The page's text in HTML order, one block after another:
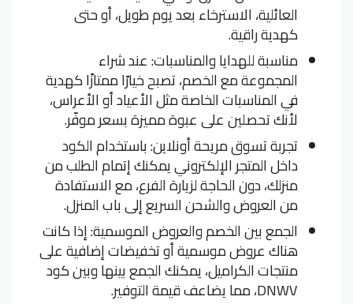
العائلية، الاسترخاء بعد يوم طويل، أو حتى
كهدية راقية.
مناسبة للهدايا والمناسبات: عند شراء
المجموعة مع الخصم، تصبح خيارًا ممتازًا كهدية
في المناسبات الخاصة مثل الأعياد أو الأعراس،
لأنك تحصلين على عبوة مميزة بسعر موفّر.
تجربة تسوق مريحة أونلاين: باستخدام الكود
داخل المتجر الإلكتروني يمكنك إتمام الطلب من
منزلك، دون الحاجة لزيارة الفرع، مع الاستفادة
من العروض والشحن السريع إلى باب المنزل.
الجمع بين الخصم والعروض الموسمية: إذا كانت
هناك عروض موسمية أو تخفيضات إضافية على
منتجات الكراميل، يمكنك الجمع بينها وبين كود
DNWV، مما يضاعف قيمة التوفير.